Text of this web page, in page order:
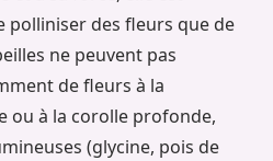
polliniser des fleurs que de
ne peuvent pas
de fleurs à la
ou à la corolle profonde,
(glycine, pois de